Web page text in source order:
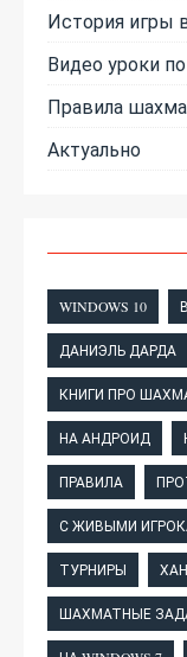
История игры
Видео уроки
Правила
Актуально
WINDOWS 10
ДАНИЭЛЬ ДАРДА
КНИГИ ПРО
НА АНДРОИД
ПРАВИЛА
С ЖИВЫМИ
ТУРНИРЫ
ШАХМАТНЫЕ